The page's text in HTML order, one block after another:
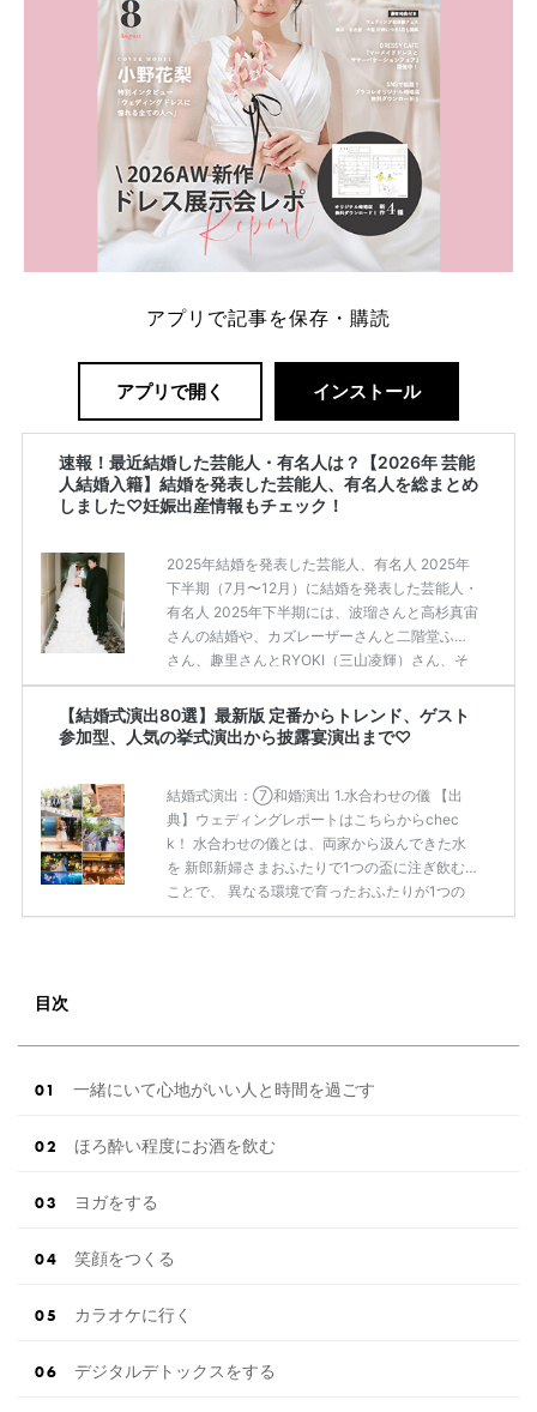
アプリで記事を保存・購読
アプリで開く インストール
速報！最近結婚した芸能人・有名人は？【2026年 芸能
人結婚入籍】結婚を発表した芸能人、有名人を総まとめ
しました♡妊娠出産情報もチェック！
2025年結婚を発表した芸能人、有名人 2025年
下半期（7月〜12月）に結婚を発表した芸能人・
有名人 2025年下半期には、波瑠さんと高杉真宙
さんの結婚や、カズレーザーさんと二階堂ふみ
さん、趣里さんとRYOKI（三山凌輝）さん、そ
して松下洸平さんやPerfumeのあ〜ちゃんなど
様々な有名人の幸せなニュースがありました♡
他にも2025年下半期（7月〜12月）に結婚を発
結婚入籍】結婚を発表した芸能人、有名人を総
まとめしました♡妊娠出産情報もチェック！ 20
25年上半期（1月〜6月）に結婚を発表した芸能
人・ […]続きを読む
【結婚式演出80選】最新版 定番からトレンド、ゲスト
参加型、人気の挙式演出から披露宴演出まで♡
結婚式演出：⑦和婚演出 1.水合わせの儀 【出
典】ウェディングレポートはこちらからchec
k！ 水合わせの儀とは、両家から汲んできた水
を 新郎新婦さまおふたりで1つの盃に注ぎ飲む
ことで、 異なる環境で育ったおふたりが1つの
家族と なることを意味する日本古来の儀式で
の伝統的な和婚スタイルを取り入れてみては？
目次
一緒にいて心地がいい人と時間を過ごす
ほろ酔い程度にお酒を飲む
ヨガをする
笑顔をつくる
カラオケに行く
デジタルデトックスをする